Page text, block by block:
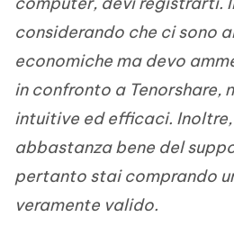
considerando che ci sono
economiche ma devo
in confronto a Tenorshare,
intuitive ed efficaci.
abbastanza bene del
pertanto stai comprando
veramente valido.